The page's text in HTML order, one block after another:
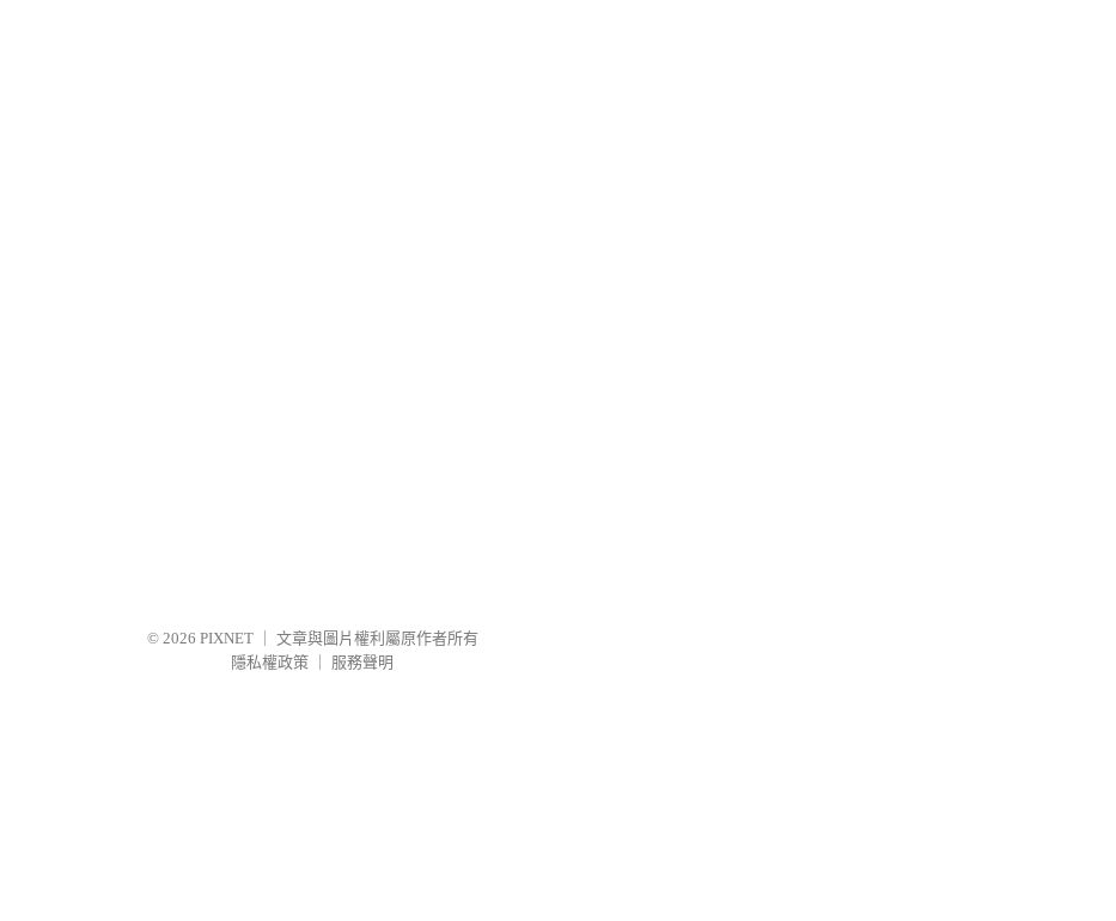
© 2026 PIXNET
文章與圖片權利屬原作者所有
隱私權政策
服務聲明